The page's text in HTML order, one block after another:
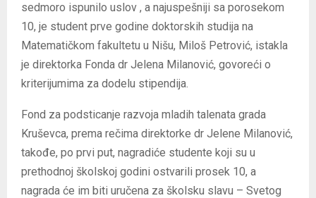
sedmoro ispunilo uslov , a najuspešniji sa porosekom
10, je student prve godine doktorskih studija na
Matematičkom fakultetu u Nišu, Miloš Petrović, istakla
je direktorka Fonda dr Jelena Milanović, govoreći o
kriterijumima za dodelu stipendija.
Fond za podsticanje razvoja mladih talenata grada
Kruševca, prema rečima direktorke dr Jelene Milanović,
takođe, po prvi put, nagradiće studente koji su u
prethodnoj školskoj godini ostvarili prosek 10, a
nagrada će im biti uručena za školsku slavu – Svetog